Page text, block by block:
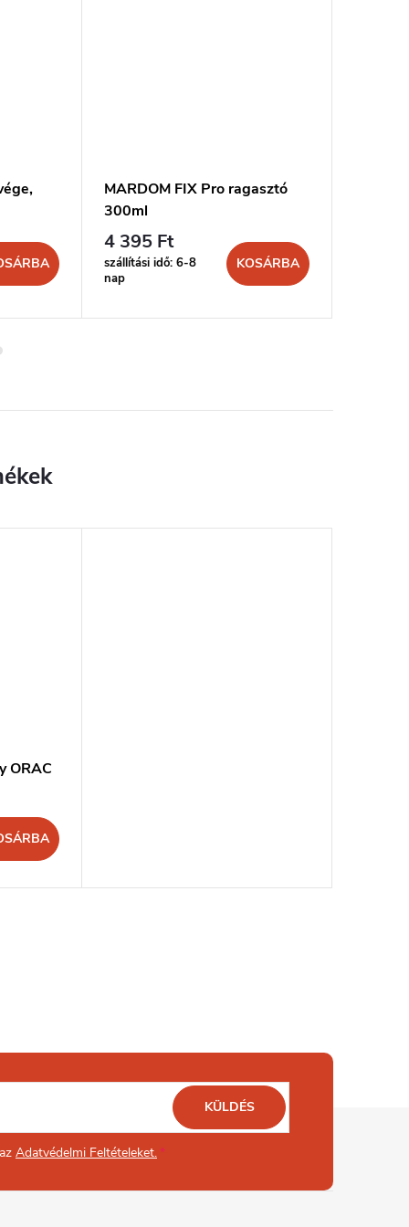
MARDOM FIX Pro ragasztó
300ml
4 395 Ft
szállítási idő: 6-8
nap
KOSÁRBA
ORAC
Adatvédelmi Feltételeket.
KÜLDÉS